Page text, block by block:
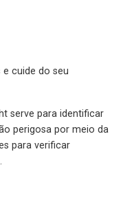
e cuide do seu
serve para identificar
perigosa por meio da
para verificar